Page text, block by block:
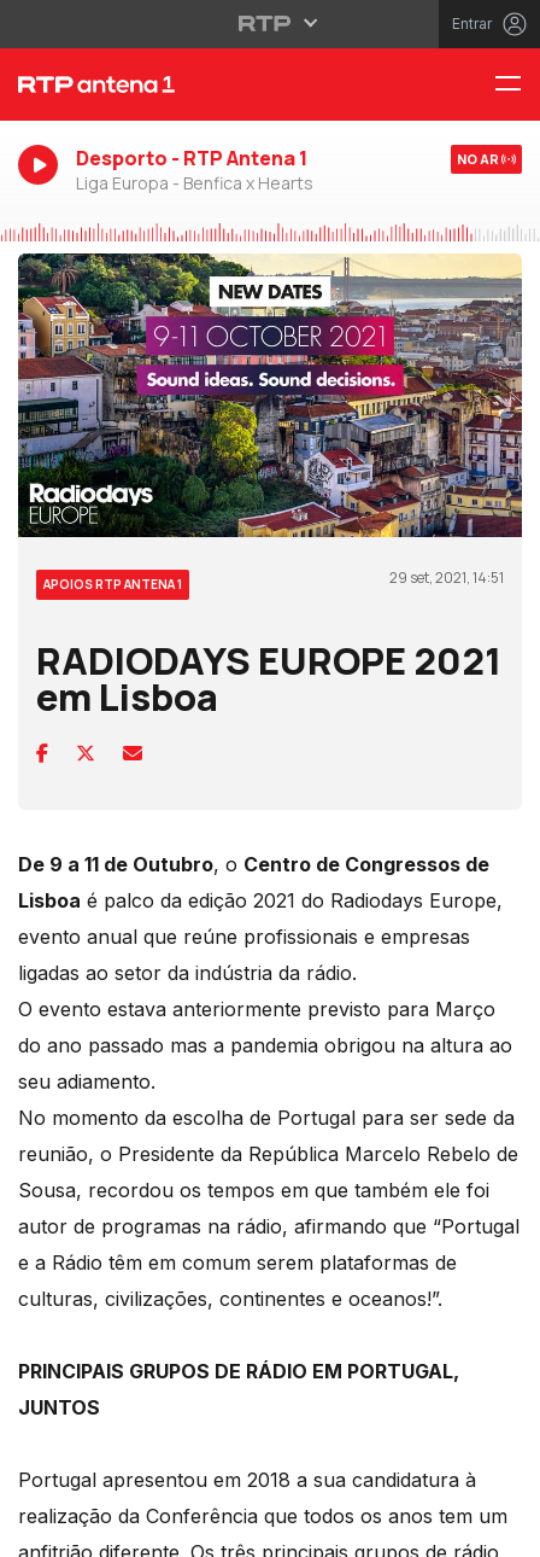
Entrar
Desporto - RTP Antena 1
Liga Europa - Benfica x Hearts
NO AR
APOIOS RTP ANTENA 1 29 set, 2021, 14:51
RADIODAYS EUROPE 2021
em Lisboa
De 9 a 11 de Outubro, o Centro de Congressos de
Lisboa é palco da edição 2021 do Radiodays Europe,
evento anual que reúne profissionais e empresas
ligadas ao setor da indústria da rádio.
O evento estava anteriormente previsto para Março
do ano passado mas a pandemia obrigou na altura ao
seu adiamento.
No momento da escolha de Portugal para ser sede da
reunião, o Presidente da República Marcelo Rebelo de
Sousa, recordou os tempos em que também ele foi
autor de programas na rádio, afirmando que “Portugal
e a Rádio têm em comum serem plataformas de
culturas, civilizações, continentes e oceanos!”.
PRINCIPAIS GRUPOS DE RÁDIO EM PORTUGAL,
JUNTOS
Portugal apresentou em 2018 a sua candidatura à
realização da Conferência que todos os anos tem um